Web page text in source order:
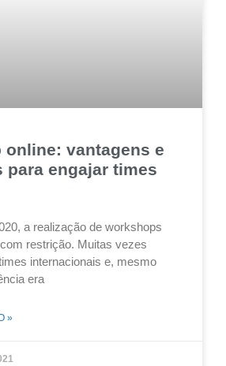
online: vantagens e
para engajar times
a realização de workshops
restrição. Muitas vezes
internacionais e, mesmo
era
»